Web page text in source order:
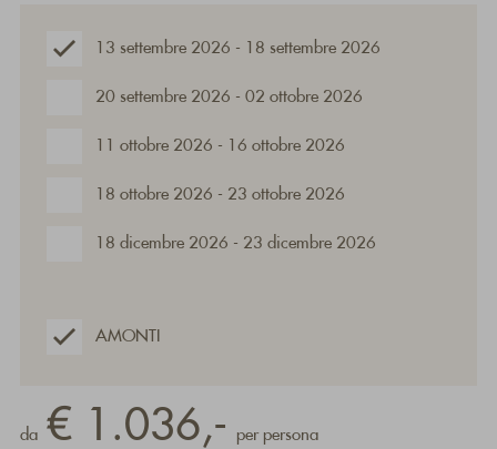
13 settembre 2026 - 18 settembre 2026
20 settembre 2026 - 02 ottobre 2026
11 ottobre 2026 - 16 ottobre 2026
18 ottobre 2026 - 23 ottobre 2026
18 dicembre 2026 - 23 dicembre 2026
AMONTI
da € 1.036,- per persona